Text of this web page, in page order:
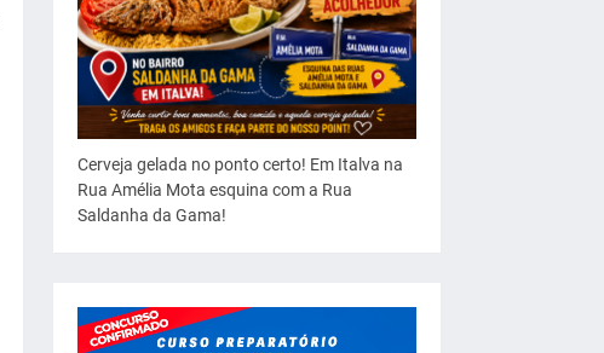
Cerveja gelada no ponto certo! Em Italva na
Rua Amélia Mota esquina com a Rua
Saldanha da Gama!